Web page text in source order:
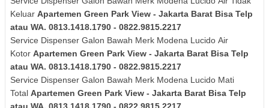
Keluar Apartemen Green Park View - Jakarta Barat Bisa Telp
atau WA. 0813.1418.1790 - 0822.9815.2217
Service Dispenser Galon Bawah Merk Modena Lucido Air
Kotor Apartemen Green Park View - Jakarta Barat Bisa Telp
atau WA. 0813.1418.1790 - 0822.9815.2217
Service Dispenser Galon Bawah Merk Modena Lucido Mati
Total Apartemen Green Park View - Jakarta Barat Bisa Telp